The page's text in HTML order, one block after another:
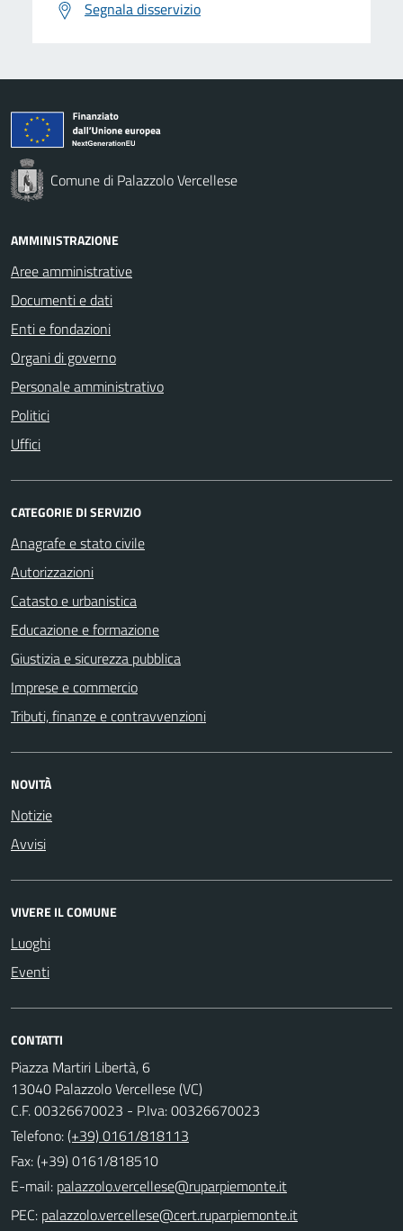
Segnala disservizio
Comune di Palazzolo Vercellese
AMMINISTRAZIONE
Aree amministrative
Documenti e dati
Enti e fondazioni
Organi di governo
Personale amministrativo
Politici
Uffici
CATEGORIE DI SERVIZIO
Anagrafe e stato civile
Autorizzazioni
Catasto e urbanistica
Educazione e formazione
Giustizia e sicurezza pubblica
Imprese e commercio
Tributi, finanze e contravvenzioni
NOVITÀ
Notizie
Avvisi
VIVERE IL COMUNE
Luoghi
Eventi
CONTATTI
Piazza Martiri Libertà, 6
13040 Palazzolo Vercellese (VC)
C.F. 00326670023 - P.Iva: 00326670023
Telefono:(+39) 0161/818113
Fax: (+39) 0161/818510
E-mail:
PEC: